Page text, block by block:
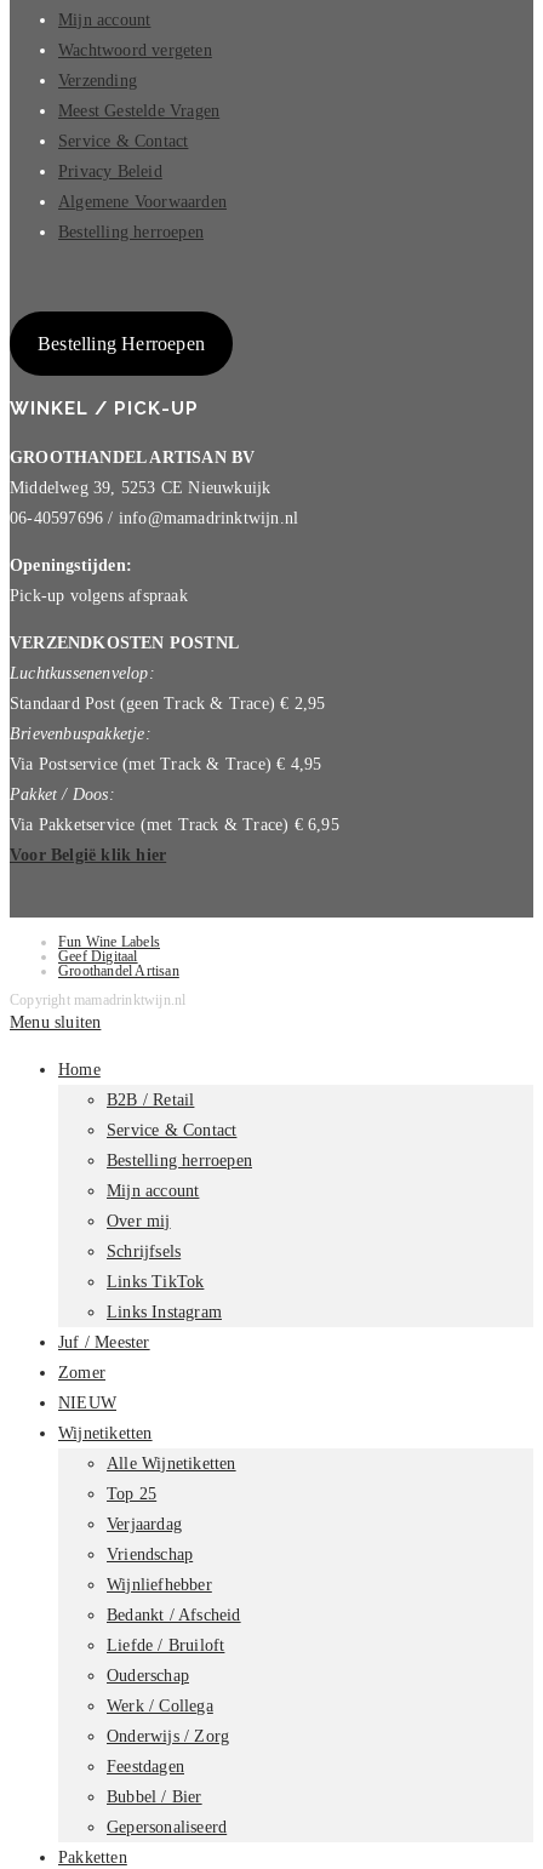
Mijn account
Wachtwoord vergeten
Verzending
Meest Gestelde Vragen
Service & Contact
Privacy Beleid
Algemene Voorwaarden
Bestelling herroepen
Bestelling Herroepen
WINKEL / PICK-UP
GROOTHANDEL ARTISAN BV
Middelweg 39, 5253 CE Nieuwkuijk
06-40597696 / info@mamadrinktwijn.nl
Openingstijden:
Pick-up volgens afspraak
VERZENDKOSTEN POSTNL
Luchtkussenenvelop:
Standaard Post (geen Track & Trace) € 2,95
Brievenbuspakketje:
Via Postservice (met Track & Trace) € 4,95
Pakket / Doos:
Via Pakketservice (met Track & Trace) € 6,95
Voor België klik hier
Fun Wine Labels
Geef Digitaal
Groothandel Artisan
Copyright mamadrinktwijn.nl
Menu sluiten
Home
B2B / Retail
Service & Contact
Bestelling herroepen
Mijn account
Over mij
Schrijfsels
Links TikTok
Links Instagram
Juf / Meester
Zomer
NIEUW
Wijnetiketten
Alle Wijnetiketten
Top 25
Verjaardag
Vriendschap
Wijnliefhebber
Bedankt / Afscheid
Liefde / Bruiloft
Ouderschap
Werk / Collega
Onderwijs / Zorg
Feestdagen
Bubbel / Bier
Gepersonaliseerd
Pakketten